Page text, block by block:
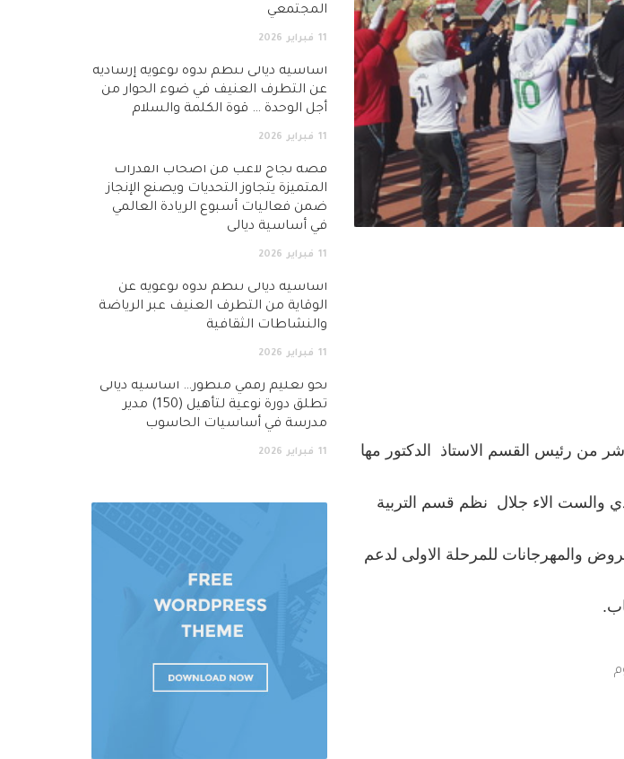
من رئيس القسم الاستاذ الدكتور مها
الاء جلال نظم قسم التربية
خاصة ضمن محاضرة العروض والمهرجانات للمرحلة الاولى لدعم
المجتمعي
11 فبراير 2026
أساسية ديالى تنظم ندوة توعوية إرشادية
عن التطرف العنيف في ضوء الحوار من
أجل الوحدة … قوة الكلمة والسلام
11 فبراير 2026
قصة نجاح لاعب من أصحاب القدرات
المتميزة يتجاوز التحديات ويصنع الإنجاز
ضمن فعاليات أسبوع الريادة العالمي
في أساسية ديالى
11 فبراير 2026
أساسية ديالى تنظم ندوة توعوية عن
الوقاية من التطرف العنيف عبر الرياضة
والنشاطات الثقافية
11 فبراير 2026
نحو تعليم رقمي متطور… اساسية ديالى
تطلق دورة نوعية لتأهيل (150) مدير
مدرسة في أساسيات الحاسوب
11 فبراير 2026